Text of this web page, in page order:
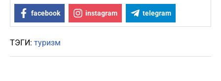
facebook instagram telegram
ТЭГИ: туризм